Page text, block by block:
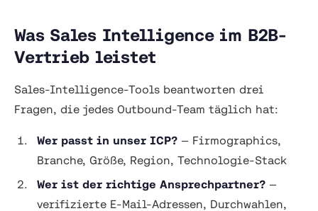
Was Sales Intelligence im B2B-
Vertrieb leistet
Sales-Intelligence-Tools beantworten drei
Fragen, die jedes Outbound-Team täglich hat:
Wer passt in unser ICP? — Firmographics,
Branche, Größe, Region, Technologie-Stack
Wer ist der richtige Ansprechpartner? —
verifizierte E-Mail-Adressen, Durchwahlen,